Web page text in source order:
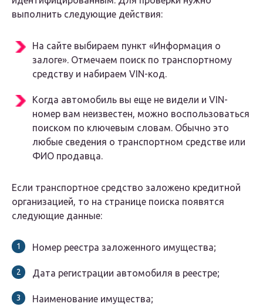
выполнить следующие действия:
На сайте выбираем пункт «Информация о
залоге». Отмечаем поиск по транспортному
средству и набираем VIN-код.
Когда автомобиль вы еще не видели и VIN-
номер вам неизвестен, можно воспользоваться
поиском по ключевым словам. Обычно это
любые сведения о транспортном средстве или
ФИО продавца.
Если транспортное средство заложено кредитной
организацией, то на странице поиска появятся
следующие данные:
Номер реестра заложенного имущества;
Дата регистрации автомобиля в реестре;
Наименование имущества;